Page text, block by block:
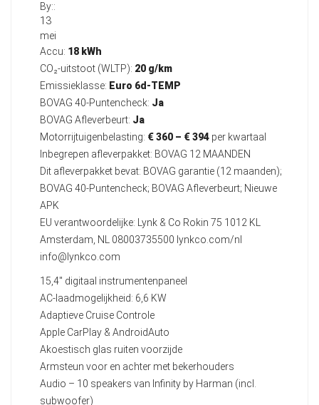
By::
13
mei
Accu: 18 kWh
CO₂-uitstoot (WLTP): 20 g/km
Emissieklasse: Euro 6d-TEMP
BOVAG 40-Puntencheck: Ja
BOVAG Afleverbeurt: Ja
Motorrijtuigenbelasting: € 360 – € 394 per kwartaal
Inbegrepen afleverpakket: BOVAG 12 MAANDEN
Dit afleverpakket bevat: BOVAG garantie (12 maanden);
BOVAG 40-Puntencheck; BOVAG Afleverbeurt; Nieuwe
APK
EU verantwoordelijke: Lynk & Co Rokin 75 1012 KL
Amsterdam, NL 08003735500 lynkco.com/nl
info@lynkco.com
15,4" digitaal instrumentenpaneel
AC-laadmogelijkheid: 6,6 KW
Adaptieve Cruise Controle
Apple CarPlay & AndroidAuto
Akoestisch glas ruiten voorzijde
Armsteun voor en achter met bekerhouders
Audio – 10 speakers van Infinity by Harman (incl.
subwoofer)